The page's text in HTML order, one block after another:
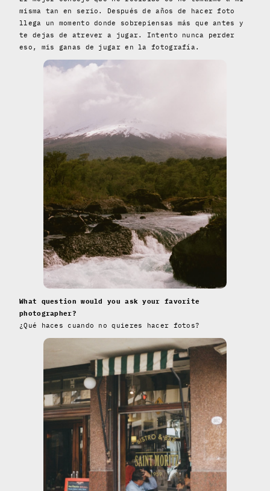
misma tan en serio. Después de años de hacer foto
llega un momento donde sobrepiensas más que antes y
te dejas de atrever a jugar. Intento nunca perder
eso, mis ganas de jugar en la fotografía.
What question would you ask your favorite
photographer?
¿Qué haces cuando no quieres hacer fotos?